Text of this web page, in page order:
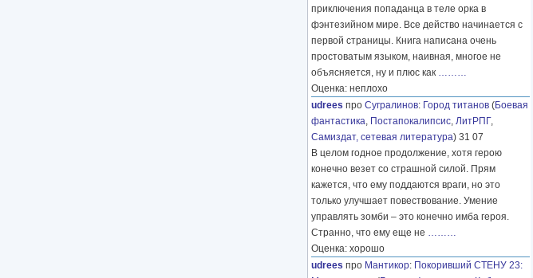
приключения попаданца в теле орка в
фэнтезийном мире. Все действо начинается с
первой страницы. Книга написана очень
простоватым языком, наивная, многое не
объясняется, ну и плюс как ………
Оценка: неплохо
udrees про Сугралинов: Город титанов (Боевая
фантастика, Постапокалипсис, ЛитРПГ,
Самиздат, сетевая литература) 31 07
В целом годное продолжение, хотя герою
конечно везет со страшной силой. Прям
кажется, что ему поддаются враги, но это
только улучшает повествование. Умение
управлять зомби – это конечно имба героя.
Странно, что ему еще не ………
Оценка: хорошо
udrees про Мантикор: Покоривший СТЕНУ 23: